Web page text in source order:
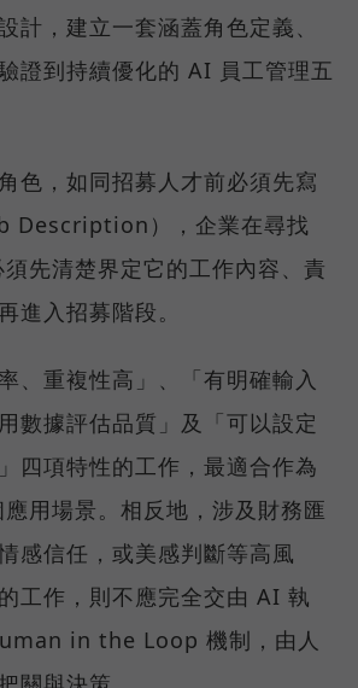
計，建立一套涵蓋角色定義、
證到持續優化的 AI 員工管理五
色，如同招募人才前必須先寫
Description），企業在尋找
先清楚界定它的工作內容、責
進入招募階段。
、重複性高」、「有明確輸入
數據評估品質」及「可以設定
四項特性的工作，最適合作為
用場景。相反地，涉及財務匯
感信任，或美感判斷等高風
工作，則不應完全交由 AI 執
in the Loop 機制，由人